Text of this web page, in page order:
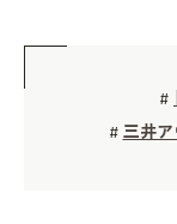
#
# 三井